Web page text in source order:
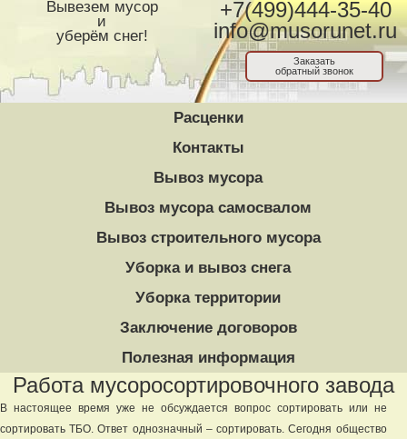
Вывезем мусор
и
уберём снег!
+7(499)444-35-40
info@musorunet.ru
Заказать
обратный звонок
Расценки
Контакты
Вывоз мусора
Вывоз мусора самосвалом
Вывоз строительного мусора
Уборка и вывоз снега
Уборка территории
Заключение договоров
Полезная информация
Работа мусоросортировочного завода
В настоящее время уже не обсуждается вопрос сортировать или не
сортировать ТБО. Ответ однозначный – сортировать. Сегодня общество